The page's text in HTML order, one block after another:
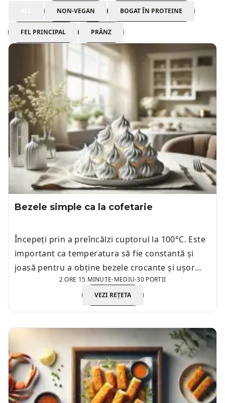
NON-VEGAN BOGAT ÎN PROTEINE
FEL PRINCIPAL PRÂNZ
Bezele simple ca la cofetarie
Începeți prin a preîncălzi cuptorul la 100°C. Este
important ca temperatura să fie constantă și
joasă pentru a obține bezele crocante și ușor
aurii, fără a le arde.
2 ORE 15 MINUTE-MEDIU-30 PORTII
VEZI REȚETA